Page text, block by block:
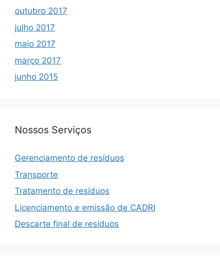
outubro 2017
julho 2017
maio 2017
março 2017
junho 2015
Nossos Serviços
Gerenciamento de resíduos
Transporte
Tratamento de resíduos
Licenciamento e emissão de CADRI
Descarte final de resíduos